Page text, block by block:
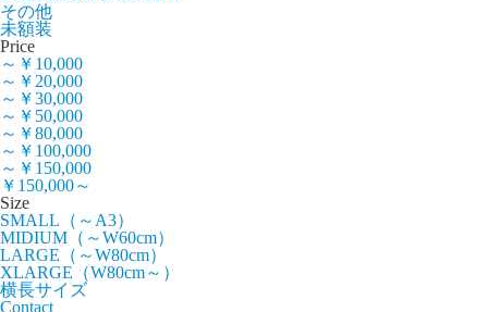
その他
未額装
Price
～￥10,000
～￥20,000
～￥30,000
～￥50,000
～￥80,000
～￥100,000
～￥150,000
￥150,000～
Size
SMALL（～A3）
MIDIUM（～W60cm）
LARGE（～W80cm）
XLARGE（W80cm～）
横長サイズ
Contact